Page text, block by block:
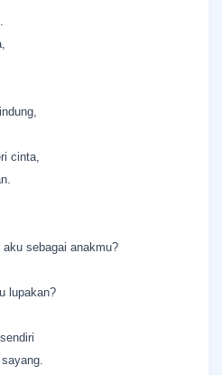
cinta,
sebagai anakmu?
lupakan?